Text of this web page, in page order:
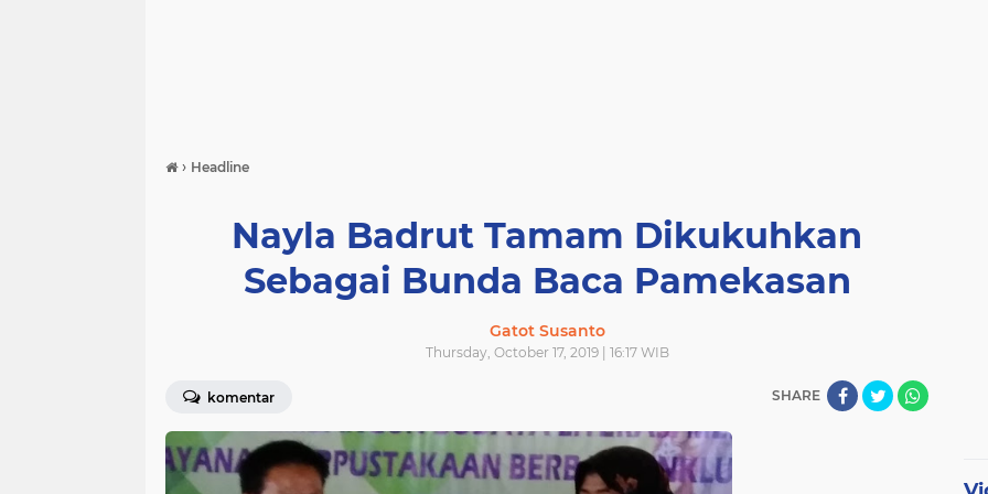
› Headline
Nayla Badrut Tamam Dikukuhkan
Sebagai Bunda Baca Pamekasan
Gatot Susanto
Thursday, October 17, 2019 | 16:17 WIB
komentar SHARE